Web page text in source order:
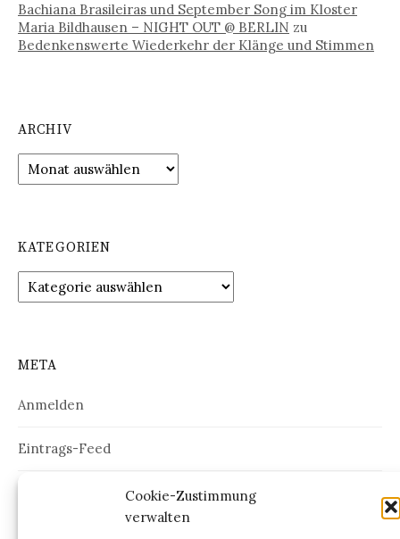
Cookie-Zustimmung
verwalten
Bachiana Brasileiras und September Song im Kloster
Maria Bildhausen – NIGHT OUT @ BERLIN zu
Bedenkenswerte Wiederkehr der Klänge und Stimmen
ARCHIV
Archiv
KATEGORIEN
Kategorien
META
Anmelden
Eintrags-Feed
Kommentar-Feed